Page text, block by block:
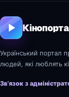
Український портал
людей, які люблять
Зв’язок з